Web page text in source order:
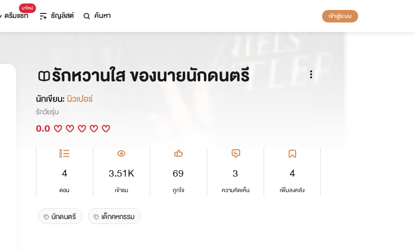
มาใหม่
ดรีมแชท ธัญลิสต์ ค้นหา เข้าสู่ระบบ
รักหวานใส ของนายนักดนตรี
นักเขียน:นิวเปอร์
รักวัยรุ่น
0.0
4
ตอน
3.51K
เข้าชม
69
ถูกใจ
3
ความคิดเห็น
4
เพิ่มลงคลัง
นักดนตรี เด็กคหกรรม